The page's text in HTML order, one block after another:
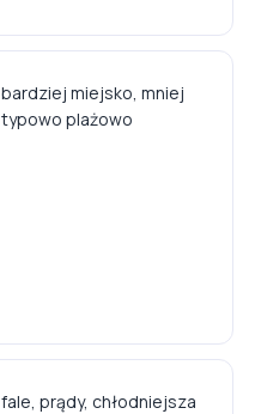
bardziej miejsko, mniej
typowo plażowo
fale, prądy, chłodniejsza